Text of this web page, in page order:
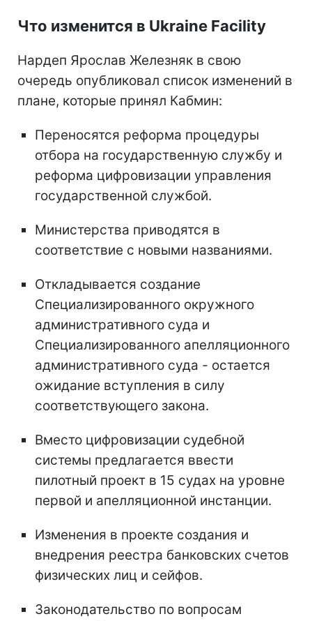
Что изменится в Ukraine Facility
Нардеп Ярослав Железняк в свою
очередь опубликовал список изменений в
плане, которые принял Кабмин:
Переносятся реформа процедуры
отбора на государственную службу и
реформа цифровизации управления
государственной службой.
Министерства приводятся в
соответствие с новыми названиями.
Откладывается создание
Специализированного окружного
административного суда и
Специализированного апелляционного
административного суда - остается
ожидание вступления в силу
соответствующего закона.
Вместо цифровизации судебной
системы предлагается ввести
пилотный проект в 15 судах на уровне
первой и апелляционной инстанции.
Изменения в проекте создания и
внедрения реестра банковских счетов
физических лиц и сейфов.
Законодательство по вопросам